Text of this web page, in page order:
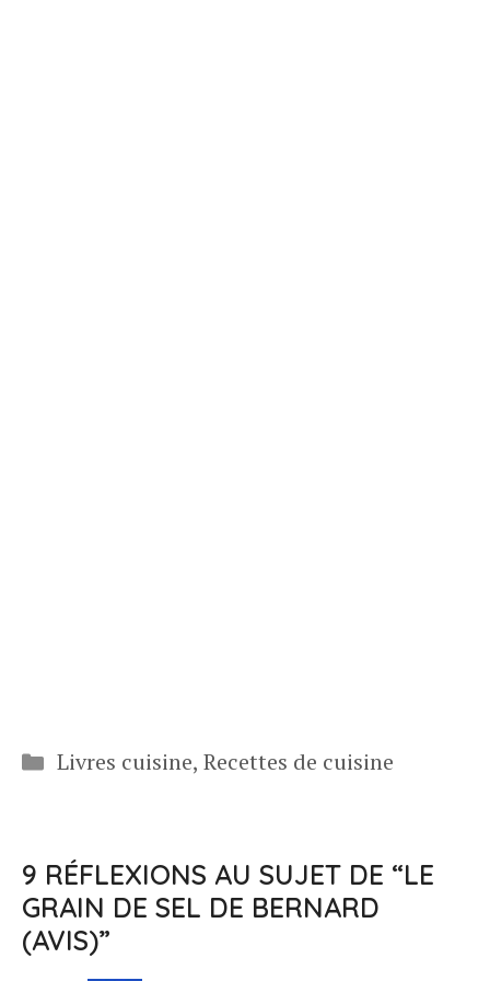
Catégories
Livres cuisine, Recettes de cuisine
9 RÉFLEXIONS AU SUJET DE “LE
GRAIN DE SEL DE BERNARD
(AVIS)”